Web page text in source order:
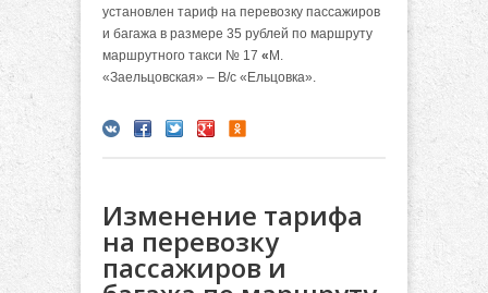
установлен тариф на перевозку пассажиров
и багажа в размере 35 рублей по маршруту
маршрутного такси № 17 « М.
«Заельцовская» – В/с «Ельцовка».
Изменение тарифа
на перевозку
пассажиров и